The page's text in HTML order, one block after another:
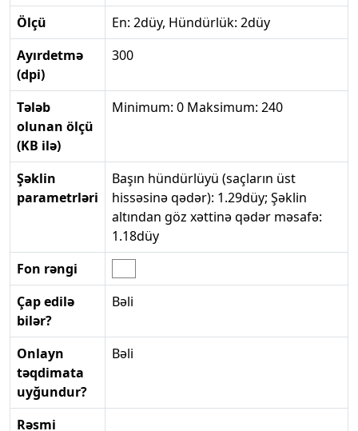
Ölçü
En: 2düy, Hündürlük: 2düy
Ayırdetmə
(dpi)
300
Tələb
olunan ölçü
(KB ilə)
Minimum: 0 Maksimum: 240
Şəklin
parametrləri
Başın hündürlüyü (saçların üst
hissəsinə qədər): 1.29düy; Şəklin
altından göz xəttinə qədər məsafə:
1.18düy
Fon rəngi
Çap edilə
bilər?
Bəli
Onlayn
təqdimata
uyğundur?
Bəli
Rəsmi